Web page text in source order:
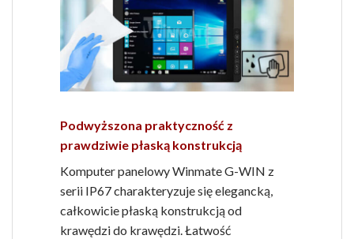
Podwyższona praktyczność z
prawdziwie płaską konstrukcją
Komputer panelowy Winmate G-WIN z
serii IP67 charakteryzuje się elegancką,
całkowicie płaską konstrukcją od
krawędzi do krawędzi. Łatwość